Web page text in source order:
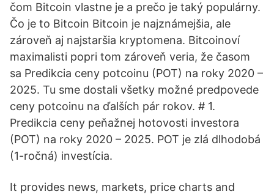
čom Bitcoin vlastne je a prečo je taký populárny.
Čo je to Bitcoin Bitcoin je najznámejšia, ale
zároveň aj najstaršia kryptomena. Bitcoinoví
maximalisti popri tom zároveň veria, že časom
sa Predikcia ceny potcoinu (POT) na roky 2020 –
2025. Tu sme dostali všetky možné predpovede
ceny potcoinu na ďalších pár rokov. # 1.
Predikcia ceny peňažnej hotovosti investora
(POT) na roky 2020 – 2025. POT je zlá dlhodobá
(1-ročná) investícia.
It provides news, markets, price charts and